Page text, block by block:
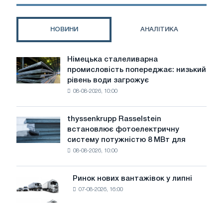
twin
project
the
way
НОВИНИ АНАЛІТИКА
Німецька
сталеливарна
промисловість
води
загрожує
безпеці
Німецька сталеливарна
промисловість попереджає: низький
рівень води загрожує
08-08-2026, 10:00
thyssenkrupp
Rasselstein
встановлює
фотоелектричну
thyssenkrupp Rasselstein
встановлює фотоелектричну
систему потужністю 8 МВт для
08-08-2026, 10:00
Ринок
нових
вантажівок
Ринок нових вантажівок у липні
07-08-2026, 16:00